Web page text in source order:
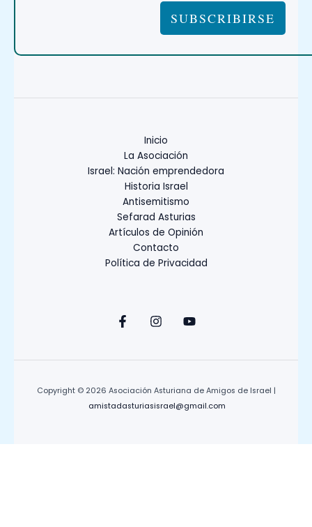
Inicio
La Asociación
Israel: Nación emprendedora
Historia Israel
Antisemitismo
Sefarad Asturias
Artículos de Opinión
Contacto
Política de Privacidad
Copyright © 2026 Asociación Asturiana de Amigos de Israel |
amistadasturiasisrael@gmail.com